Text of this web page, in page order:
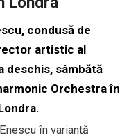
condusă de
artistic al
deschis, sâmbătă
Orchestra în
în variantă